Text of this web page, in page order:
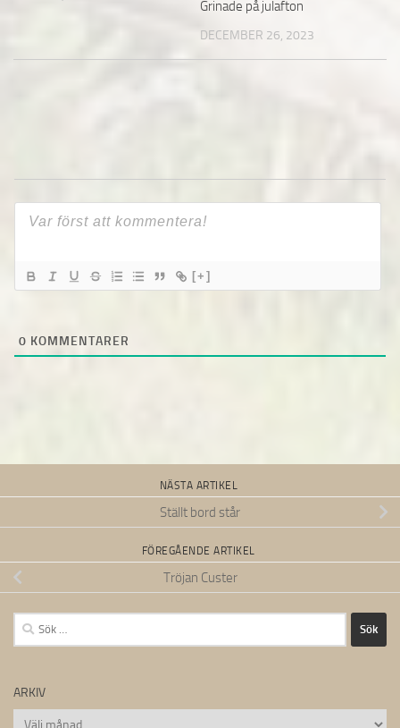
Grinade på julafton
DECEMBER 26, 2023
[+]
0 KOMMENTARER
NÄSTA ARTIKEL
Ställt bord står
FÖREGÅENDE ARTIKEL
Tröjan Custer
Sök
efter:
ARKIV
Arkiv